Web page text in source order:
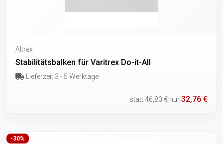
Altrex
Stabilitätsbalken für Varitrex Do-it-All
Lieferzeit 3 - 5 Werktage
statt46,80 € nur32,76 €
-30%